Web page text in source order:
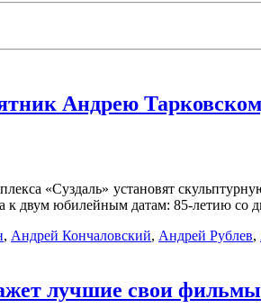
Андрею
«Суздаль» установят
к двум юбилейным датам: 85-летию со
, Андрей Кончаловский, Андрей Рублев,
лучшие свои фильмы